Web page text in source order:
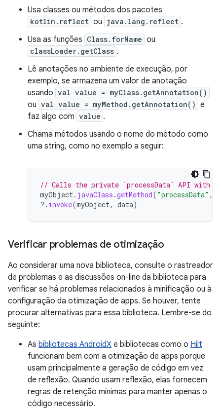
Usa classes ou métodos dos pacotes
kotlin.reflect ou java.lang.reflect .
Usa as funções Class.forName ou
classLoader.getClass .
Lê anotações no ambiente de execução, por
exemplo, se armazena um valor de anotação
usando val value = myClass.getAnnotation()
ou val value = myMethod.getAnnotation() e
faz algo com value .
Chama métodos usando o nome do método como
uma string, como no exemplo a seguir:
// Calls the private `processData` API with
myObject. javaClass .getMethod( "processData" ,
?. invoke(myObject, data)
Verificar problemas de otimização
Ao considerar uma nova biblioteca, consulte o rastreador
de problemas e as discussões on-line da biblioteca para
verificar se há problemas relacionados à minificação ou à
configuração da otimização de apps. Se houver, tente
procurar alternativas para essa biblioteca. Lembre-se do
seguinte:
As bibliotecas AndroidX e bibliotecas como o Hilt
funcionam bem com a otimização de apps porque
usam principalmente a geração de código em vez
de reflexão. Quando usam reflexão, elas fornecem
regras de retenção mínimas para manter apenas o
código necessário.